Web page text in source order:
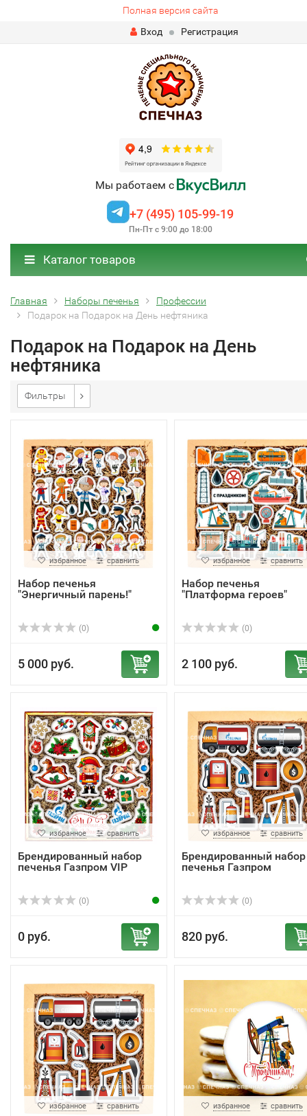
Полная версия сайта
Вход
Регистрация
Мы работаем с
+7 (495) 105-99-19
Пн-Пт с 9:00 до 18:00
Каталог товаров
Главная Наборы печенья
Профессии
Подарок на Подарок на День нефтяника
Подарок на Подарок на День
нефтяника
Фильтры
избранное сравнить
Набор печенья
"Энергичный парень!"
(0)
5 000 руб.
избранное сравнить
Набор печенья
"Платформа героев"
(0)
2 100 руб.
избранное сравнить
Брендированный набор
печенья Газпром VIP
(0)
0 руб.
избранное сравнить
Брендированный набор
печенья Газпром
(0)
820 руб.
избранное сравнить избранное сравнить